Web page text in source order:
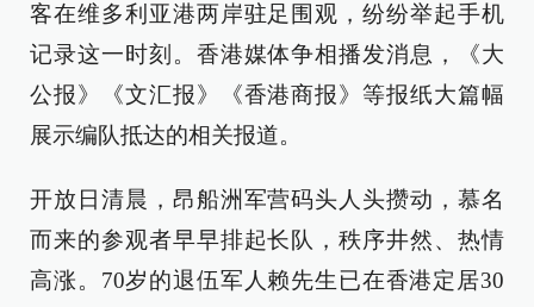
客在维多利亚港两岸驻足围观，纷纷举起手机
记录这一时刻。香港媒体争相播发消息，《大
公报》《文汇报》《香港商报》等报纸大篇幅
展示编队抵达的相关报道。
开放日清晨，昂船洲军营码头人头攒动，慕名
而来的参观者早早排起长队，秩序井然、热情
高涨。70岁的退伍军人赖先生已在香港定居30